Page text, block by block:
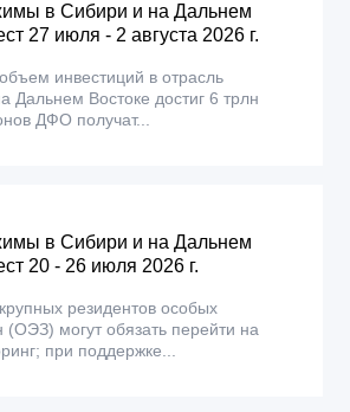
в Сибири и на Дальнем
27 июля - 2 августа 2026 г.
инвестиций в отрасль
Дальнем Востоке достиг 6 трлн
ДФО получат...
в Сибири и на Дальнем
20 - 26 июля 2026 г.
резидентов особых
(ОЭЗ) могут обязать перейти на
при поддержке...